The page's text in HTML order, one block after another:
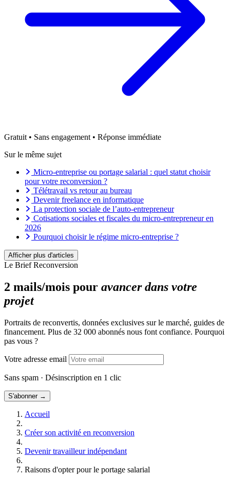
Gratuit • Sans engagement • Réponse immédiate
Sur le même sujet
Micro-entreprise ou portage salarial : quel statut choisir
pour votre reconversion ?
Télétravail vs retour au bureau
Devenir freelance en informatique
La protection sociale de l’auto-entrepreneur
Cotisations sociales et fiscales du micro-entrepreneur en
2026
Pourquoi choisir le régime micro-entreprise ?
Quel statut juridique pour travailler en freelance ?
Comment devenir auto-entrepreneur ?
Avantages et inconvénients du télétravail pour le salarié et
pour l’entreprise
Télétravail : 8 astuces pour réussir à travailler de chez soi
Afficher plus d'articles
Le Brief Reconversion
2 mails/mois pour avancer dans votre
projet
Portraits de reconvertis, données exclusives sur le marché, guides de
financement. Plus de 32 000 abonnés nous font confiance. Pourquoi
pas vous ?
Votre adresse email
Sans spam · Désinscription en 1 clic
S'abonner →
Accueil
Créer son activité en reconversion
Devenir travailleur indépendant
Raisons d'opter pour le portage salarial